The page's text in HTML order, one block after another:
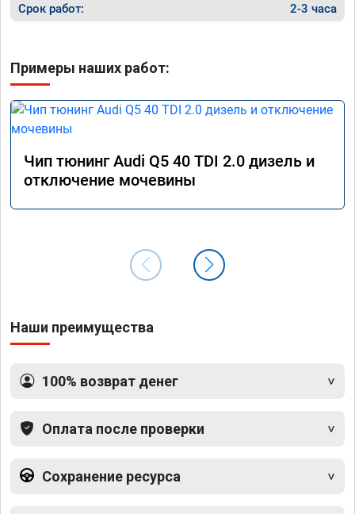
Срок работ: 2-3 часа
Примеры наших работ:
Чип тюнинг Audi Q5 40 TDI 2.0 дизель и
отключение мочевины
Наши преимущества
100% возврат денег
Оплата после проверки
Сохранение ресурса